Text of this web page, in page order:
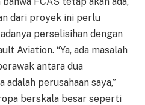
dari proyek ini perlu
perselisihan dengan
Aviation. “Ya, ada masalah
antara dua
adalah perusahaan saya,”
berskala besar seperti